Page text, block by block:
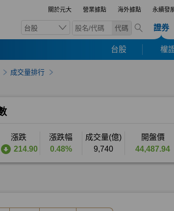
關於元大 營業據點 海外據點 永續發
台股 代碼 證券
台股 權
成交量排行